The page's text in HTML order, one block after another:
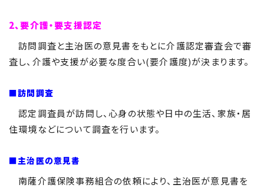
2、要介護・要支援認定
訪問調査と主治医の意見書をもとに介護認定審査会で審
査し、介護や支援が必要な度合い(要介護度)が決まります。
■訪問調査
認定調査員が訪問し、心身の状態や日中の生活、家族・居
住環境などについて調査を行います。
■主治医の意見書
南薩介護保険事務組合の依頼により、主治医が意見書を